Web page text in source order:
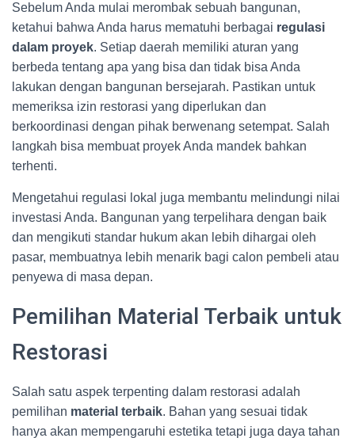
Sebelum Anda mulai merombak sebuah bangunan,
ketahui bahwa Anda harus mematuhi berbagai regulasi
dalam proyek. Setiap daerah memiliki aturan yang
berbeda tentang apa yang bisa dan tidak bisa Anda
lakukan dengan bangunan bersejarah. Pastikan untuk
memeriksa izin restorasi yang diperlukan dan
berkoordinasi dengan pihak berwenang setempat. Salah
langkah bisa membuat proyek Anda mandek bahkan
terhenti.
Mengetahui regulasi lokal juga membantu melindungi nilai
investasi Anda. Bangunan yang terpelihara dengan baik
dan mengikuti standar hukum akan lebih dihargai oleh
pasar, membuatnya lebih menarik bagi calon pembeli atau
penyewa di masa depan.
Pemilihan Material Terbaik untuk
Restorasi
Salah satu aspek terpenting dalam restorasi adalah
pemilihan material terbaik. Bahan yang sesuai tidak
hanya akan mempengaruhi estetika tetapi juga daya tahan